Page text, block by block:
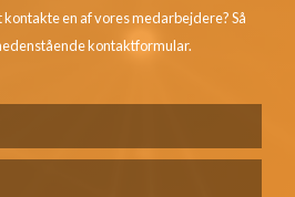
en af vores medarbejdere? Så
kontaktformular.